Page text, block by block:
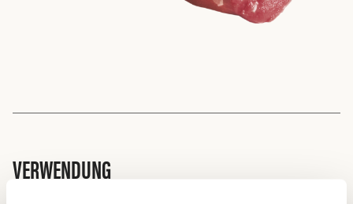
VERWENDUNG